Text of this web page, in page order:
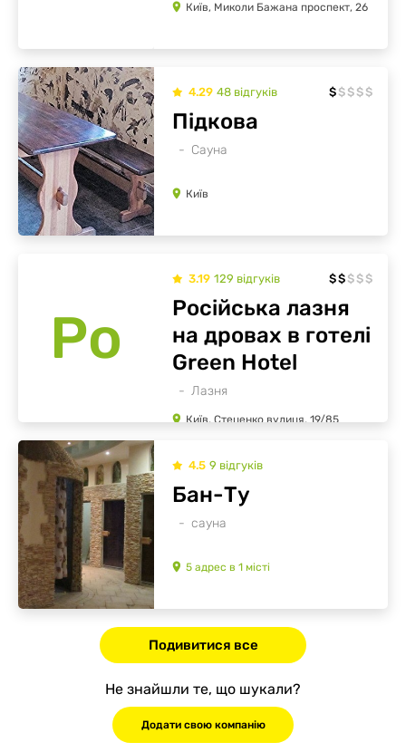
Київ, Миколи Бажана проспект, 26
4.29 48 відгуків $ $ $ $ $
Сауна
Підкова
Київ
Ро
3.19 129 відгуків $$ $ $ $
Лазня
Російська лазня
на дровах в готелі
Green Hotel
Київ, Стеценко вулиця, 19/85
4.5 9 відгуків
сауна
Бан-Ту
5 адрес в 1 місті
Подивитися все
Не знайшли те, що шукали?
Додати свою компанію